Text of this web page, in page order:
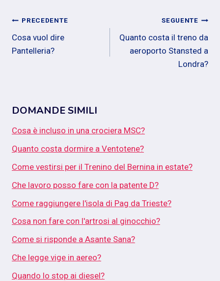
Navigazione
articoli
PRECEDENTE
Cosa vuol dire
Pantelleria?
SEGUENTE
Quanto costa il treno da
aeroporto Stansted a
Londra?
DOMANDE SIMILI
Cosa è incluso in una crociera MSC?
Quanto costa dormire a Ventotene?
Come vestirsi per il Trenino del Bernina in estate?
Che lavoro posso fare con la patente D?
Come raggiungere l'isola di Pag da Trieste?
Cosa non fare con l'artrosi al ginocchio?
Come si risponde a Asante Sana?
Che legge vige in aereo?
Quando lo stop ai diesel?